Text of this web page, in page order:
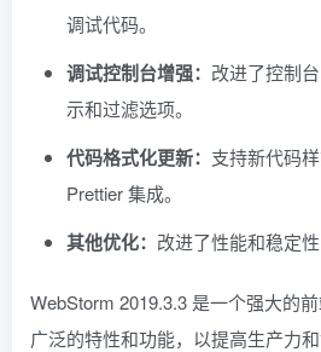
调试代码。
调试控制台增强： 改进了控制
示和过滤选项。
代码格式化更新： 支持新代码
Prettier 集成。
其他优化： 改进了性能和稳定
WebStorm 2019.3.3 是一个强大的
广泛的特性和功能，以提高生产力和